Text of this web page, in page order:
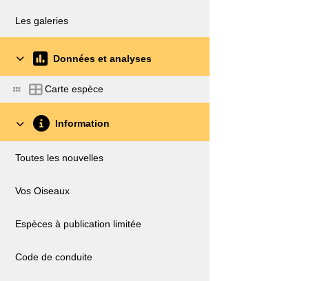
Les galeries
Données et analyses
Carte espèce
Information
Toutes les nouvelles
Vos Oiseaux
Espèces à publication limitée
Code de conduite